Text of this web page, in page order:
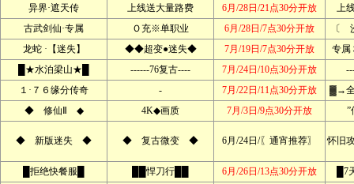
异界·遮天传
上线送大量路费 6月/28日/21点30分开放
上
古武剑仙·专属
Ｏ充※单职业 6月/28日/7点30分开放
〔
龙蛇 ·【迷失】
◆◆超变●迷失◆ 7月/19日/7点30分开放
专属
█★水泊梁山★█
------76复古---- 7月/24日/10点30分开放
１·７６缘分传奇
- 7月/22日/11点30分开放
▓→
◆ 修仙Ⅱ ◆
4K◆画质 7月/3日/9点30分开放 ”
◆ 新版迷失 ◆ ◆ 复古微变 ◆ 6月/24日/〖通宵推荐〗 怀旧
█拒绝快餐服█ ██悍刀行██ 6月/26日/13点30分开放
█7